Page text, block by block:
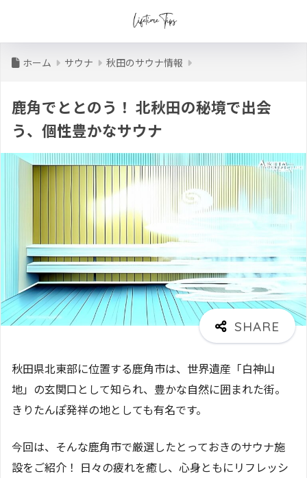
ホーム サウナ 秋田のサウナ情報
鹿角でととのう！ 北秋田の秘境で出会
う、個性豊かなサウナ
秋田県北東部に位置する鹿角市は、世界遺産「白神山
地」の玄関口として知られ、豊かな自然に囲まれた街。
きりたんぽ発祥の地としても有名です。
今回は、そんな鹿角市で厳選したとっておきのサウナ施
設をご紹介！ 日々の疲れを癒し、心身ともにリフレッシ